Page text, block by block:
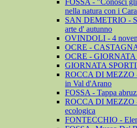
FOSSA - "Conosci
nella natura con i
SAN DEMETRIO -
arte d' autunno
OVINDOLI - 4
OCRE -
OCRE -
GIORNATA
ROCCA DI MEZZO
in Val d'Arano
FOSSA - Tappa
ROCCA DI MEZZO
ecologica
FONTECCHIO -